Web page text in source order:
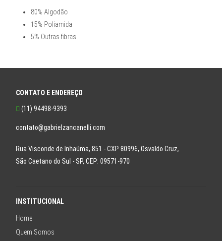
80% Algodão
15% Poliamida
5% Outras fibras
CONTATO E ENDEREÇO
(11) 94498-9393
contato@gabrielzancanelli.com
Rua Visconde de Inhaúma, 851 - CXP 80996, Osvaldo Cruz,
São Caetano do Sul - SP, CEP: 09571-970
INSTITUCIONAL
Home
Quem Somos